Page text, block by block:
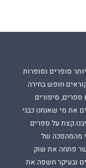
סופרים וסופרות
חופש בחירה
סיפורים
את מי שאנחנו כבני
על ספרים
מהמהפכה של
פתחה את שוק
ובעיקר חשפה את